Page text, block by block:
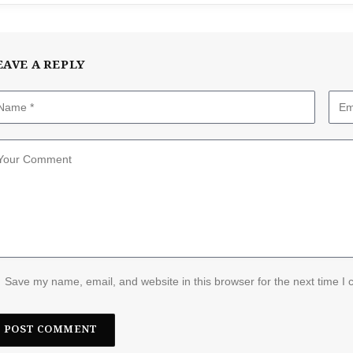
A REPLY
Save my name, email, and website in this browser for the next time I